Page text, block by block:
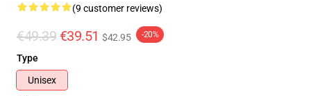
(9 customer reviews)
€49.39 €39.51 $42.95 -20%
Type
Unisex